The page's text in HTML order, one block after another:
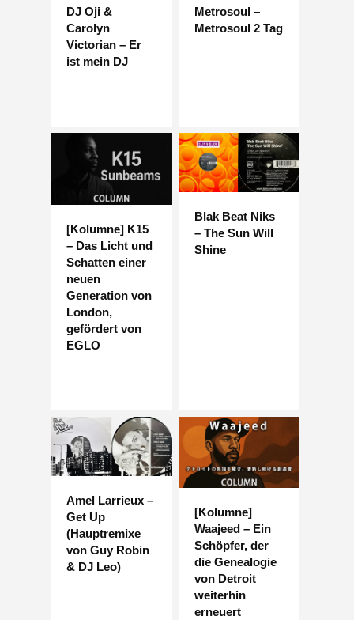
DJ Oji &
Carolyn
Victorian – Er
ist mein DJ
Metrosoul –
Metrosoul 2 Tag
[Kolumne] K15
– Das Licht und
Schatten einer
neuen
Generation von
London,
gefördert von
EGLO
Blak Beat Niks
– The Sun Will
Shine
Amel Larrieux –
Get Up
(Hauptremixe
von Guy Robin
& DJ Leo)
[Kolumne]
Waajeed – Ein
Schöpfer, der
die Genealogie
von Detroit
weiterhin
erneuert